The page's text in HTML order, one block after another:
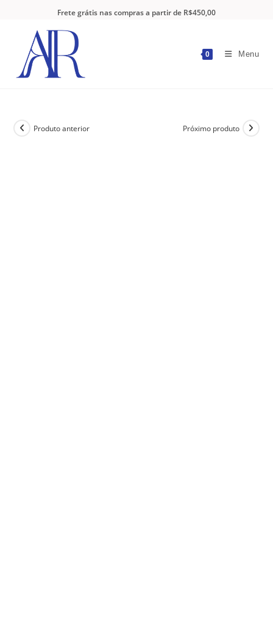
Frete grátis nas compras a partir de R$450,00
0 Menu
Produto anterior Próximo produto